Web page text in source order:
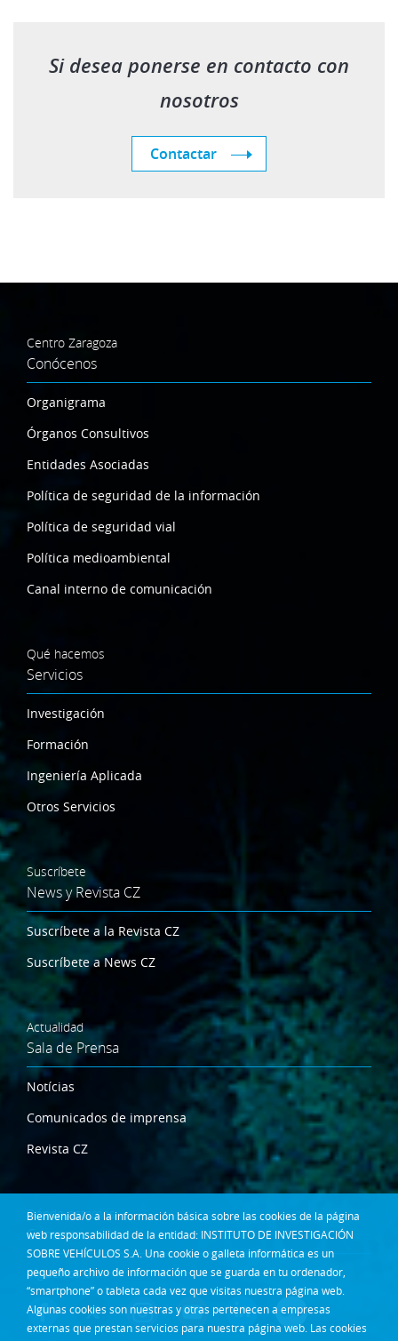
Bienvenida/o a la información básica sobre las cookies de la página
web responsabilidad de la entidad: INSTITUTO DE INVESTIGACIÓN
SOBRE VEHÍCULOS S.A. Una cookie o galleta informática es un
pequeño archivo de información que se guarda en tu ordenador,
“smartphone” o tableta cada vez que visitas nuestra página web.
Algunas cookies son nuestras y otras pertenecen a empresas
externas que prestan servicios para nuestra página web. Las cookies
Si desea ponerse en contacto con
nosotros
Contactar
Centro Zaragoza
Conócenos
Organigrama
Órganos Consultivos
Entidades Asociadas
Política de seguridad de la información
Política de seguridad vial
Política medioambiental
Canal interno de comunicación
Qué hacemos
Servicios
Investigación
Formación
Ingeniería Aplicada
Otros Servicios
Suscríbete
News y Revista CZ
Suscríbete a la Revista CZ
Suscríbete a News CZ
Actualidad
Sala de Prensa
Notícias
Comunicados de imprensa
Revista CZ
Dónde estamos
Contacta
Síguenos en: